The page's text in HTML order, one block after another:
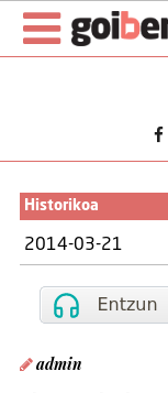
Historikoa
2014-03-21
admin